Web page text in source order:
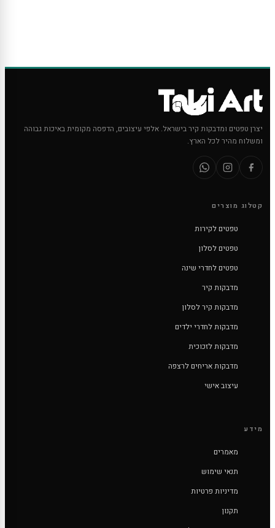
יצרן טפטים ומדבקות קיר בישראל. אלפי עיצובים, הדפסה מקומית באיכות גבוהה
ומשלוח מהיר לכל הארץ.
קטלוג מוצרים
טפטים לקירות
טפטים לסלון
טפטים לחדרי שינה
מדבקות קיר
מדבקות קיר לסלון
מדבקות לחדרי ילדים
מדבקות לזכוכית
מדבקות אריחים לרצפה
עיצוב אישי
מידע
מאמרים
תנאי שימוש
מדיניות פרטיות
תקנון